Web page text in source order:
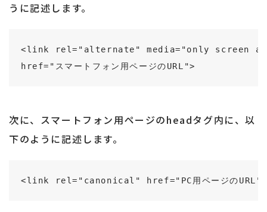
うに記述します。
<link rel="alternate" media="only screen
href="スマートフォン用ページのURL">
次に、スマートフォン用ページのheadタグ内に、以
下のように記述します。
<link rel="canonical" href="PC用ページのURL">